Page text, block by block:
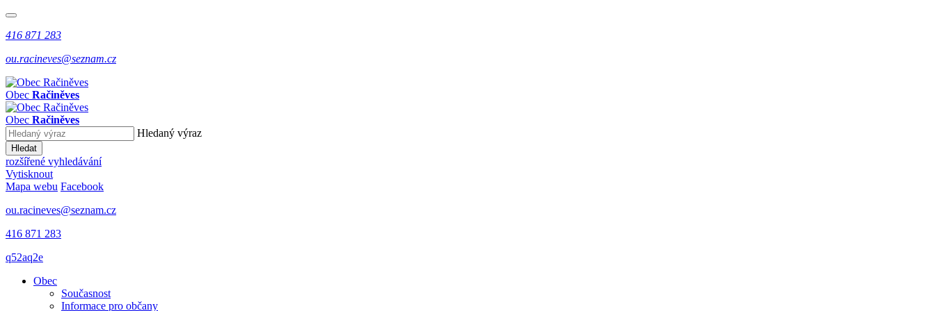
416 871 283
ou.racineves@seznam.cz
Obec Račiněves
Obec Račiněves
Hledaný výraz
Hledat
rozšířené vyhledávání
Vytisknout
Mapa webu Facebook
ou.racineves@seznam.cz
416 871 283
q52aq2e
Obec
Současnost
Informace pro občany